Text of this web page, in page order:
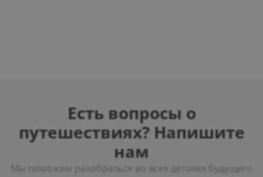
Есть вопросы о
путешествиях? Напишите
нам
Мы поможем разобраться во всех деталях будущего